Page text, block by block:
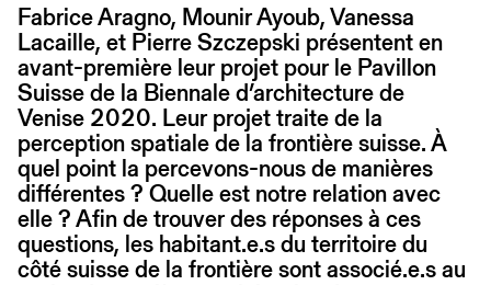
Fabrice Aragno, Mounir Ayoub, Vanessa
Lacaille, et Pierre Szczepski présentent en
avant-première leur projet pour le Pavillon
Suisse de la Biennale d’architecture de
Venise 2020. Leur projet traite de la
perception spatiale de la frontière suisse. À
quel point la percevons-nous de manières
différentes ? Quelle est notre relation avec
elle ? Afin de trouver des réponses à ces
questions, les habitant.e.s du territoire du
côté suisse de la frontière sont associé.e.s au